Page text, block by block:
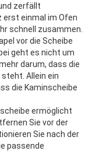
zerfällt
erst einmal im Ofen
schnell zusammen.
vor die Scheibe
geht es nicht um
darum, dass die
Allein ein
die Kaminscheibe
ermöglicht
Sie vor der
Sie nach der
passende